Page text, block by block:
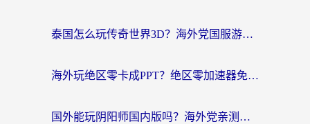
泰国怎么玩传奇世界3D？海外党国服游戏加速终极指南（附非洲欧洲热门游戏解决方案）
海外玩绝区零卡成PPT？绝区零加速器免费的推荐+实用技巧，附墨西哥玩谁是卧底美国玩和平精英攻略
国外能玩阴阳师国内版吗？海外党亲测有效的国服游戏加速指南